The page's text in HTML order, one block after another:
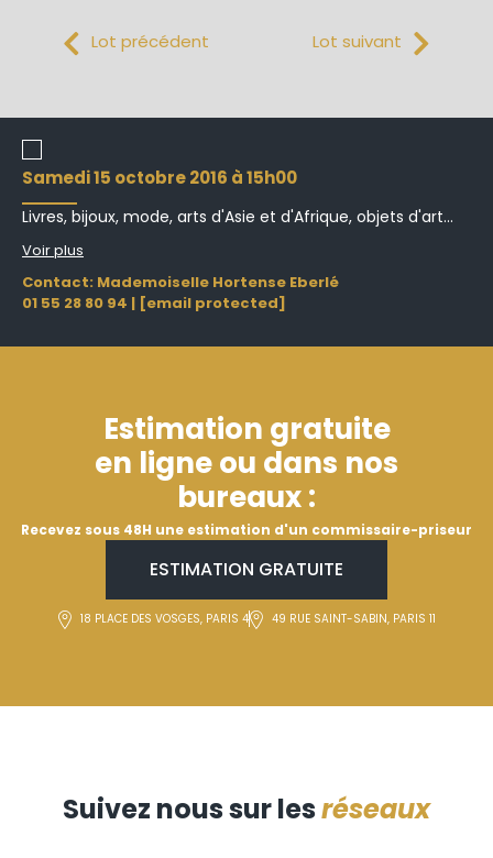
Lot précédent Lot suivant
samedi 15 octobre 2016 à 15h00
Livres, bijoux, mode, arts d'Asie et d'Afrique, objets d'art...
Voir plus
Contact: Mademoiselle Hortense Eberlé
01 55 28 80 94 | [email protected]
Estimation gratuite
en ligne ou dans nos
bureaux :
Recevez sous 48H une estimation d'un commissaire-priseur
ESTIMATION GRATUITE
18 PLACE DES VOSGES, PARIS 4 49 RUE SAINT-SABIN, PARIS 11
Suivez nous sur lesréseaux